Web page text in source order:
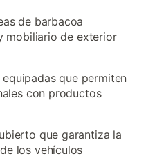
de barbacoa
mobiliario de exterior
que permiten
con productos
que garantiza la
los vehículos